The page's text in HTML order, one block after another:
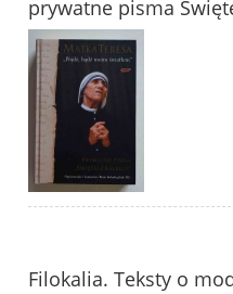
prywatne pisma
Filokalia. Teksty o